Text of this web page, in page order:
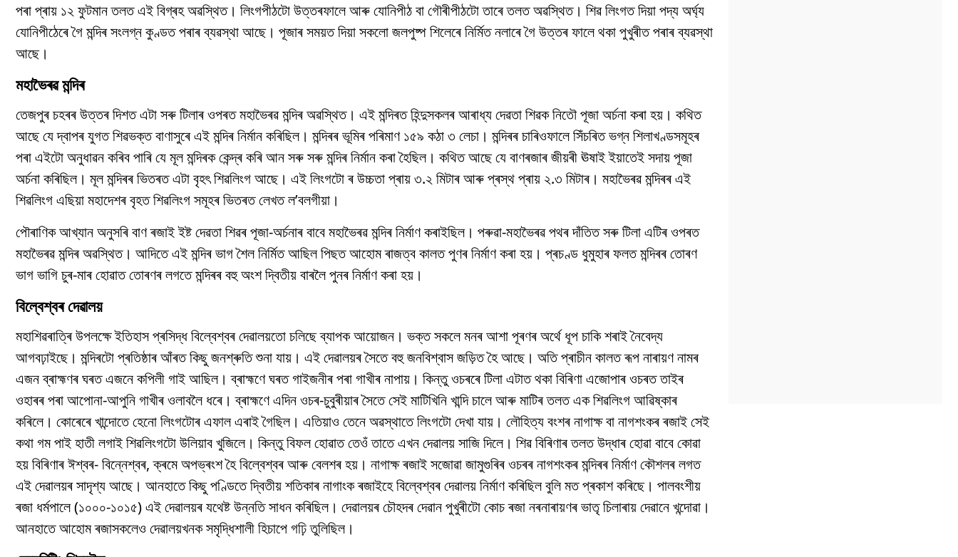
পৰা প্ৰায় ১২ ফুটমান তলত এই বিগ্ৰহ অৱস্থিত। লিংগপীঠটো উত্তৰফালে আৰু যোনিপীঠ বা গৌৰীপীঠটো তাৰে তলত অৱস্থিত। শিৱ লিংগত দিয়া পদ্য অৰ্ঘ্য
যোনিপীঠেৰে গৈ মন্দিৰ সংলগ্ন কুণ্ডত পৰাৰ ব্যৱস্থা আছে। পূজাৰ সময়ত দিয়া সকলো জলপুষ্প শিলেৰে নিৰ্মিত নলাৰে গৈ উত্তৰ ফালে থকা পুখুৰীত পৰাৰ ব্যৱস্থা
আছে।
মহাভৈৰৱ মন্দিৰ
তেজপুৰ চহৰৰ উত্তৰ দিশত এটা সৰু টিলাৰ ওপৰত মহাভৈৰৱ মন্দিৰ অৱস্থিত। এই মন্দিৰত হিন্দুসকলৰ আৰাধ্য দেৱতা শিৱক নিতৌ পূজা অৰ্চনা কৰা হয়। কথিত
আছে যে দ্বাপৰ যুগত শিৱভক্ত বাণাসুৰে এই মন্দিৰ নিৰ্মান কৰিছিল। মন্দিৰৰ ভূমিৰ পৰিমাণ ১৫৯ কঠা ৩ লেচা। মন্দিৰৰ চাৰিওফালে সিঁচৰিত ভগ্ন শিলাখণ্ডসমূহৰ
পৰা এইটো অনুধাৱন কৰিব পাৰি যে মূল মন্দিৰক কেন্দ্ৰ কৰি আন সৰু সৰু মন্দিৰ নিৰ্মান কৰা হৈছিল। কথিত আছে যে বাণৰজাৰ জীয়ৰী ঊষাই ইয়াতেই সদায় পূজা
অৰ্চনা কৰিছিল। মূল মন্দিৰৰ ভিতৰত এটা বৃহৎ শিৱলিংগ আছে। এই লিংগটো ৰ উচ্চতা প্ৰায় ৩.২ মিটাৰ আৰু প্ৰস্থ প্ৰায় ২.৩ মিটাৰ। মহাভৈৰৱ মন্দিৰৰ এই
শিৱলিংগ এছিয়া মহাদেশৰ বৃহত শিৱলিংগ সমূহৰ ভিতৰত লেখত ল’বলগীয়া।
পৌৰাণিক আখ্যান অনুসৰি বাণ ৰজাই ইষ্ট দেৱতা শিৱৰ পূজা-অৰ্চনাৰ বাবে মহাভৈৰৱ মন্দিৰ নিৰ্মাণ কৰাইছিল। পৰুৱা-মহাভৈৰৱ পথৰ দাঁতিত সৰু টিলা এটিৰ ওপৰত
মহাভৈৰৱ মন্দিৰ অৱস্থিত। আদিতে এই মন্দিৰ ভাগ শৈল নিৰ্মিত আছিল পিছত আহোম ৰাজত্ব কালত পুণৰ নিৰ্মাণ কৰা হয়। প্ৰচণ্ড ধুমুহাৰ ফলত মন্দিৰৰ তোৰণ
ভাগ ভাগি চুৰ-মাৰ হোৱাত তোৰণৰ লগতে মন্দিৰৰ বহু অংশ দ্বিতীয় বাৰলৈ পুনৰ নিৰ্মাণ কৰা হয়।
বিল্বেশ্বৰ দেৱালয়
মহাশিৱৰাত্ৰি উপলক্ষে ইতিহাস প্ৰসিদ্ধ বিল্বেশ্বৰ দেৱালয়তো চলিছে ব্যাপক আয়োজন। ভক্ত সকলে মনৰ আশা পূৰণৰ অৰ্থে ধূপ চাকি শৰাই নৈবেদ্য
আগবঢ়াইছে। মন্দিৰটো প্ৰতিষ্ঠাৰ আঁৰত কিছু জনশ্ৰুতি শুনা যায়। এই দেৱালয়ৰ সৈতে বহু জনবিশ্বাস জড়িত হৈ আছে। অতি প্ৰাচীন কালত ৰূপ নাৰায়ণ নামৰ
এজন ব্ৰাহ্মণৰ ঘৰত এজনে কপিলী গাই আছিল। ব্ৰাহ্মণে ঘৰত গাইজনীৰ পৰা গাখীৰ নাপায়। কিন্তু ওচৰৰে টিলা এটাত থকা বিৰিণা এজোপাৰ ওচৰত তাইৰ
ওহাৰৰ পৰা আপোনা-আপুনি গাখীৰ ওলাবলৈ ধৰে। ব্ৰাহ্মণে এদিন ওচৰ-চুবুৰীয়াৰ সৈতে সেই মাটিখিনি খান্দি চালে আৰু মাটিৰ তলত এক শিৱলিংগ আৱিষ্কাৰ
কৰিলে। কোৰেৰে খান্দোতে হেনো লিংগটোৰ এফাল এৰাই গৈছিল। এতিয়াও তেনে অৱস্থাতে লিংগটো দেখা যায়। লৌহিত্য বংশৰ নাগাক্ষ বা নাগশংকৰ ৰজাই সেই
কথা গম পাই হাতী লগাই শিৱলিংগটো উলিয়াব খুজিলে। কিন্তু বিফল হোৱাত তেওঁ তাতে এখন দেৱালয় সাজি দিলে। শিৱ বিৰিণাৰ তলত উদ্ধাৰ হোৱা বাবে কোৱা
হয় বিৰিণাৰ ঈশ্বৰ- বিন্নেশ্বৰ, ক্ৰমে অপভ্ৰংশ হৈ বিল্বেশ্বৰ আৰু বেলশৰ হয়। নাগাক্ষ ৰজাই সজোৱা জামুগুৰিৰ ওচৰৰ নাগশংকৰ মন্দিৰৰ নিৰ্মাণ কৌশলৰ লগত
এই দেৱালয়ৰ সাদৃশ্য আছে। আনহাতে কিছু পণ্ডিতে দ্বিতীয় শতিকাৰ নাগাংক ৰজাইহে বিল্বেশ্বৰ দেৱালয় নিৰ্মাণ কৰিছিল বুলি মত প্ৰকাশ কৰিছে। পালবংশীয়
ৰজা ধৰ্মপালে (১০০০-১০১৫) এই দেৱালয়ৰ যথেষ্ট উন্নতি সাধন কৰিছিল। দেৱালয়ৰ চৌহদৰ দেৱান পুখুৰীটো কোচ ৰজা নৰনাৰায়ণৰ ভাতৃ চিলাৰায় দেৱানে খন্দোৱা।
আনহাতে আহোম ৰজাসকলেও দেৱালয়খনক সমৃদ্ধিশালী হিচাপে গঢ়ি তুলিছিল।